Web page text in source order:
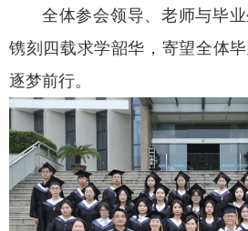
全体参会领导、老师与毕
镌刻四载求学韶华，寄望全体毕
逐梦前行。